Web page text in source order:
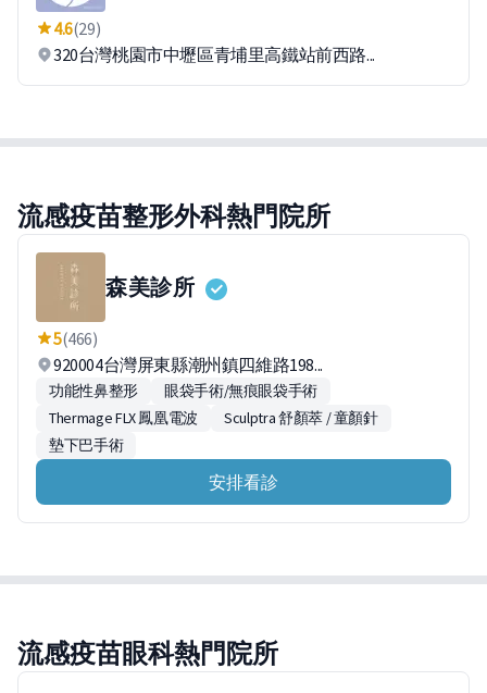
4.6(29)
320台灣桃園市中壢區青埔里高鐵站前西路...
流感疫苗整形外科熱門院所
森美診所
5(466)
920004台灣屏東縣潮州鎮四維路198...
功能性鼻整形
眼袋手術/無痕眼袋手術
Thermage FLX 鳳凰電波
Sculptra 舒顏萃 / 童顏針
墊下巴手術
安排看診
流感疫苗眼科熱門院所